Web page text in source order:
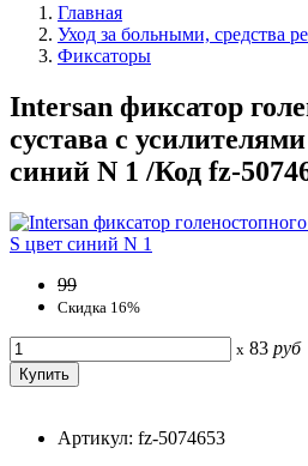
Главная
Уход за больными, средства
Фиксаторы
Intersan фиксатор
сустава с
синий N 1 /Код fz-
99
Скидка 16%
x 83 руб
Артикул: fz-5074653